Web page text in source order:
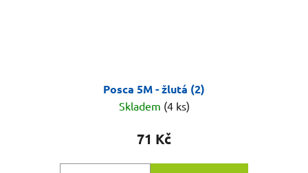
Posca 5M - žlutá (2)
Skladem (4 ks)
71 Kč